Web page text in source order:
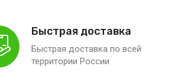
Быстрая доставка
Быстрая доставка по всей
территории России